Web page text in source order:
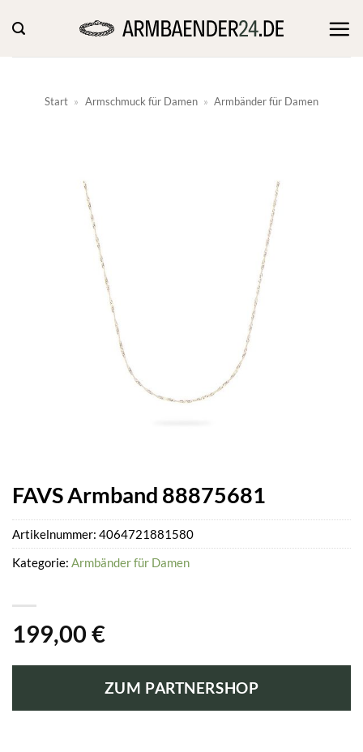
Inhalt
springen
Start » Armschmuck für Damen » Armbänder für Damen
FAVS Armband 88875681
199,00 €
ZUM PARTNERSHOP
Artikelnummer: 4064721881580
Kategorie: Armbänder für Damen